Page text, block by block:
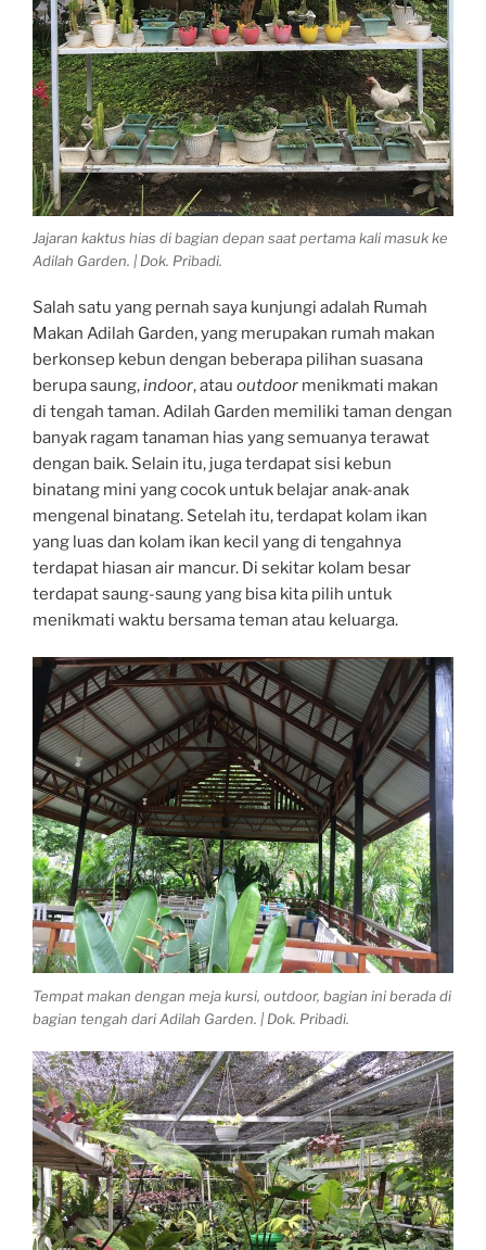
Jajaran kaktus hias di bagian depan saat pertama kali masuk ke
Adilah Garden. | Dok. Pribadi.
Salah satu yang pernah saya kunjungi adalah Rumah
Makan Adilah Garden, yang merupakan rumah makan
berkonsep kebun dengan beberapa pilihan suasana
berupa saung,indoor, atau outdoor menikmati makan
di tengah taman. Adilah Garden memiliki taman dengan
banyak ragam tanaman hias yang semuanya terawat
dengan baik. Selain itu, juga terdapat sisi kebun
binatang mini yang cocok untuk belajar anak-anak
mengenal binatang. Setelah itu, terdapat kolam ikan
yang luas dan kolam ikan kecil yang di tengahnya
terdapat hiasan air mancur. Di sekitar kolam besar
terdapat saung-saung yang bisa kita pilih untuk
menikmati waktu bersama teman atau keluarga.
Tempat makan dengan meja kursi, outdoor, bagian ini berada di
bagian tengah dari Adilah Garden. | Dok. Pribadi.